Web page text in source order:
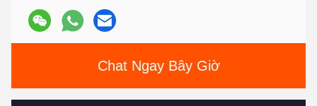
Chat Ngay Bây Giờ